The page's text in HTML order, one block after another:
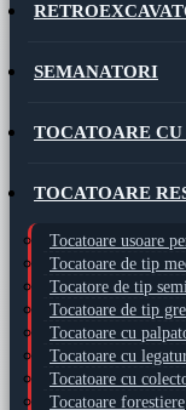
SEMANATORI
TOCATOARE
TOCATOARE
Tocatoare usoare
Tocatoare de tip
Tocatore de tip
Tocatoare de tip
Tocatoare cu
Tocatoare cu
Tocatoare cu
Tocatoare forestiere